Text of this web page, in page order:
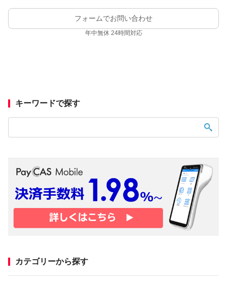
フォームでお問い合わせ
年中無休 24時間対応
キーワードで探す
カテゴリーから探す